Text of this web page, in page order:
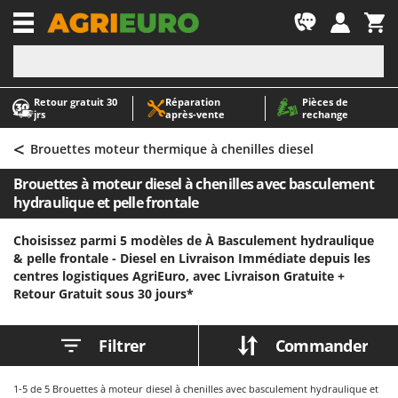
Retour gratuit 30
jrs
Réparation
après‑vente
Pièces de
rechange
-1
A
Abris de jardin
Accessoires pour tracteurs tondeuses autoportés
Aérateurs Scarificateurs pour gazon
Arracheuses de pommes de terre pour tracteur
Aspirateurs à cendres
Aspirateurs à feuilles sur roues
Aspirateurs de piscine
Atomiseurs agricoles pour tracteurs
Atomiseurs pour traitements
A
AgriEuro Premium
AgriEuro TOP-LINE
AGT
Airmec
AL-KO
Alpina
Ama
< Brouettes moteur thermique à chenilles diesel
Brouettes à moteur diesel à chenilles avec basculement
hydraulique et pelle frontale
Choisissez parmi 5 modèles de À Basculement hydraulique
& pelle frontale - Diesel en Livraison Immédiate depuis les
centres logistiques AgriEuro, avec Livraison Gratuite +
Retour Gratuit sous 30 jours*
Filtrer Commander
1-5 de 5 Brouettes à moteur diesel à chenilles avec basculement hydraulique et